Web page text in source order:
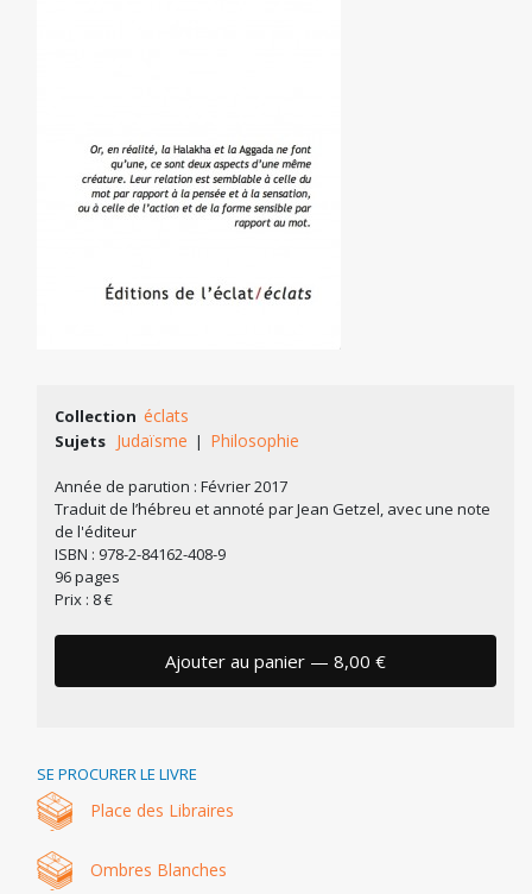
Collection éclats
Sujets Judaïsme | Philosophie
Année de parution : Février 2017
Traduit de l’hébreu et annoté par Jean Getzel, avec une note
de l'éditeur
ISBN : 978-2-84162-408-9
96 pages
Prix : 8 €
Ajouter au panier — 8,00 €
SE PROCURER LE LIVRE
Place des Libraires
Ombres Blanches